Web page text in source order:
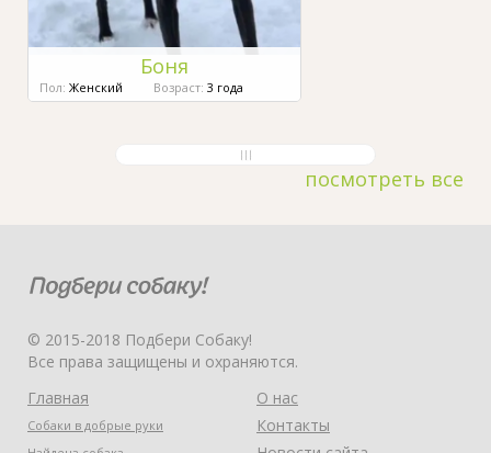
Боня
Пол: Женский Возраст: 3 года
посмотреть все
© 2015-2018 Подбери Собаку!
Все права защищены и охраняются.
Главная
Собаки в добрые руки
О нас
Контакты